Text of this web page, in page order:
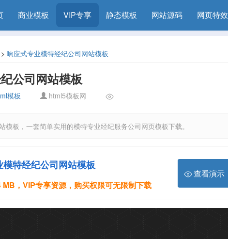
商业模板 VIP专享 静态模板 网站源码 网页特效
> 响应式专业模特经纪公司网站模板
公司网站模板
模板 html5模板网
模板，一套简单实用的模特专业经纪服务公司网页模板下载。
模特经纪公司网站模板
MB，VIP专享资源，购买权限可无限制下载
查看演示